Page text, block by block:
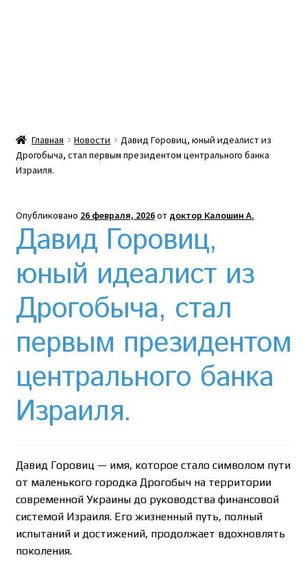
Компания
Корзина
Мой аккаунт
Необычный союз NAnews и Nikk.Agency
Отзывы про Клексан
Оформление заказа
Политика конфиденциальности
в Израиле: закон, доверие и особенности рынка
Рекомендации
Главная Новости
Давид Горовиц, юный идеалист из
Дрогобыча, стал первым президентом центрального банка
Израиля.
Опубликовано 26 февраля, 2026от доктор Калошин А.
Давид Горовиц,
юный идеалист из
Дрогобыча, стал
первым президентом
центрального банка
Израиля.
Давид Горовиц — имя, которое стало символом пути
от маленького городка Дрогобыч на территории
современной Украины до руководства финансовой
системой Израиля. Его жизненный путь, полный
испытаний и достижений, продолжает вдохновлять
поколения.